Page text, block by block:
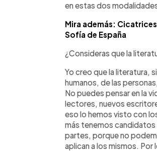
en estas dos
Mira además:
Sofía de España
¿Consideras que la
Yo creo que la literatura,
humanos, de las
No puedes pensar en la
lectores, nuevos
eso lo hemos visto con
más tenemos candidatos
partes, porque no
aplican a los mismos. Por